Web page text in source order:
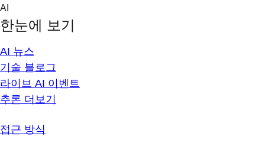
Skip
content
AI
한눈에 보기
AI 뉴스
기술 블로그
라이브 AI 이벤트
추론 더보기
접근 방식